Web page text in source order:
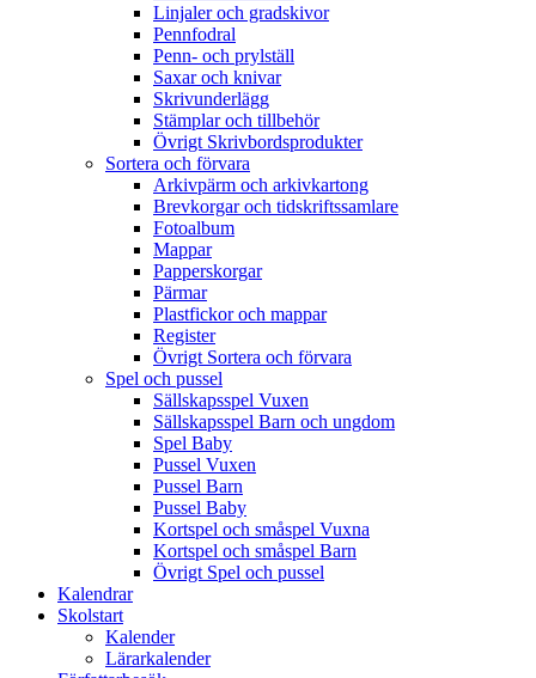
Linjaler och gradskivor
Pennfodral
Penn- och prylställ
Saxar och knivar
Skrivunderlägg
Stämplar och tillbehör
Övrigt Skrivbordsprodukter
Sortera och förvara
Arkivpärm och arkivkartong
Brevkorgar och tidskriftssamlare
Fotoalbum
Mappar
Papperskorgar
Pärmar
Plastfickor och mappar
Register
Övrigt Sortera och förvara
Spel och pussel
Sällskapsspel Vuxen
Sällskapsspel Barn och ungdom
Spel Baby
Pussel Vuxen
Pussel Barn
Pussel Baby
Kortspel och småspel Vuxna
Kortspel och småspel Barn
Övrigt Spel och pussel
Kalendrar
Skolstart
Kalender
Lärarkalender